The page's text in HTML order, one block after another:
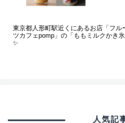
東京都人形町駅近くにあるお店「フル
ツカフェpomp」の「ももミルクかき氷
✨
人気記